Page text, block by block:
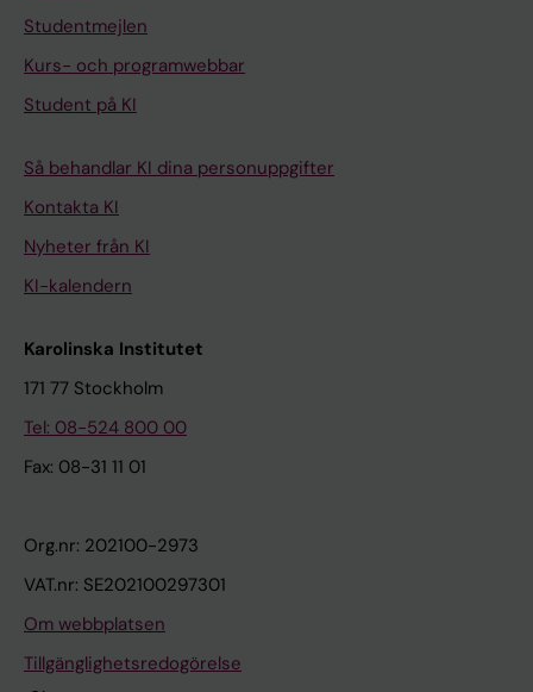
Studentmejlen
Kurs- och programwebbar
Student på KI
Så behandlar KI dina personuppgifter
Kontakta KI
Nyheter från KI
KI-kalendern
Karolinska Institutet
171 77 Stockholm
Tel: 08-524 800 00
Fax: 08-31 11 01
Org.nr: 202100-2973
VAT.nr: SE202100297301
Om webbplatsen
Tillgänglighetsredogörelse